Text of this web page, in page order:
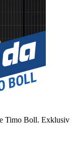
Timo Boll. Exklusiv